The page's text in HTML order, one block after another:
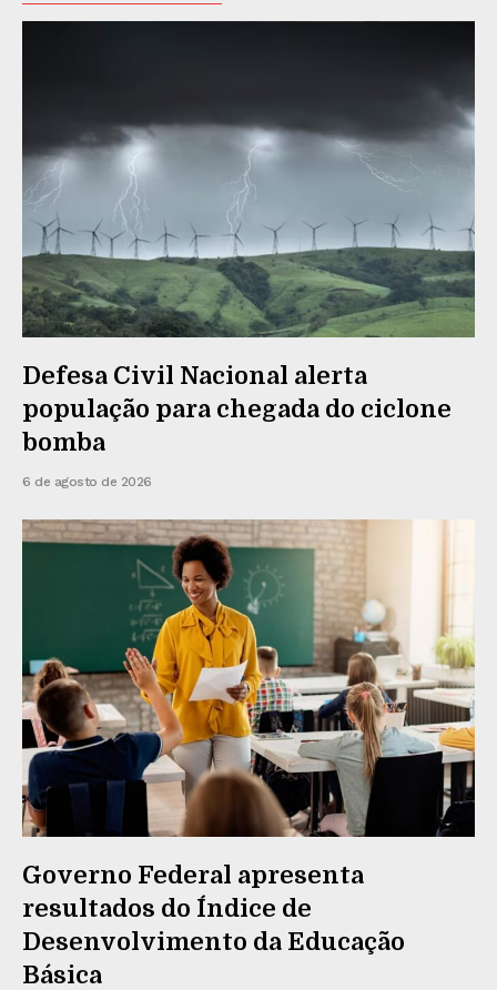
Defesa Civil Nacional alerta
população para chegada do ciclone
bomba
6 de agosto de 2026
Governo Federal apresenta
resultados do Índice de
Desenvolvimento da Educação
Básica